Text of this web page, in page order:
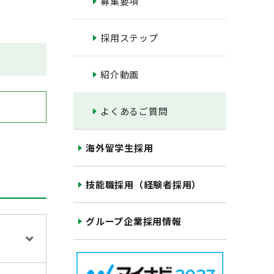
採用ステップ
紹介動画
よくあるご質問
海外留学生採用
技能職採用（経験者採用）
グループ企業採用情報